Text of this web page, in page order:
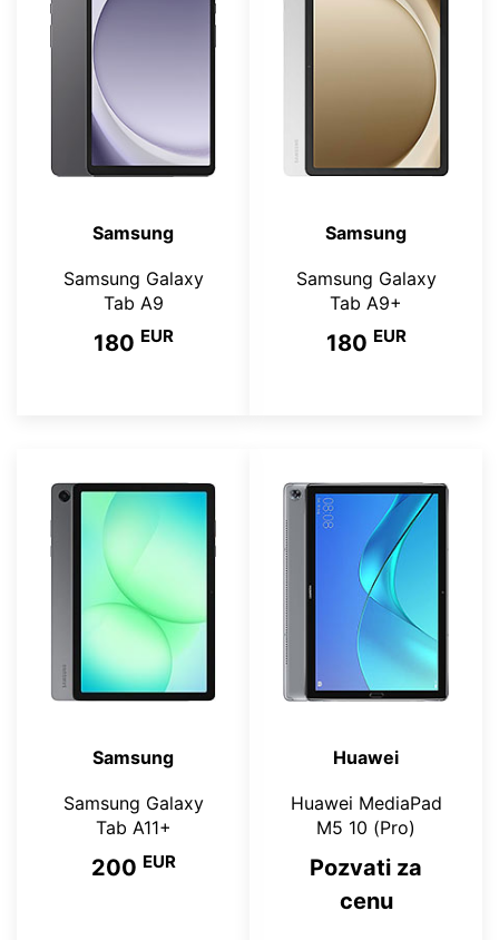
Samsung
Samsung Galaxy
Tab A9
180 EUR
Samsung
Samsung Galaxy
Tab A9+
180 EUR
Samsung
Samsung Galaxy
Tab A11+
200 EUR
Huawei
Huawei MediaPad
M5 10 (Pro)
Pozvati za
cenu